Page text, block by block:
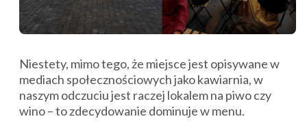
Niestety, mimo tego, że miejsce jest opisywane w
mediach społecznościowych jako kawiarnia, w
naszym odczuciu jest raczej lokalem na piwo czy
wino – to zdecydowanie dominuje w menu.